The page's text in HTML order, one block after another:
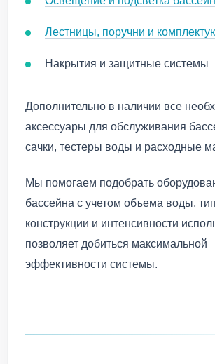
Лестницы, поручни и
Накрытия и защитные системы
Дополнительно в наличии все
аксессуары для обслуживания
сачки, тестеры воды и расходные
Мы помогаем подобрать
бассейна с учетом объема воды,
конструкции и интенсивности
позволяет добиться максимальной
эффективности системы.